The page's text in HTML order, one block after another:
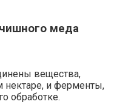
меда
вещества,
нектаре, и ферменты,
обработке.